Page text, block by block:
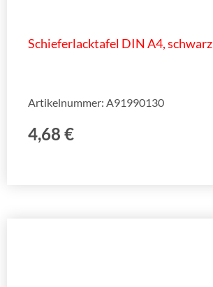
Schieferlacktafel DIN A4, schwarz
4,68 €
Artikelnummer: A91990130